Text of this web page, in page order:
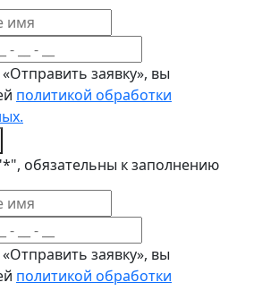
заявку», вы
политикой обработки
обязательны к заполнению
заявку», вы
политикой обработки